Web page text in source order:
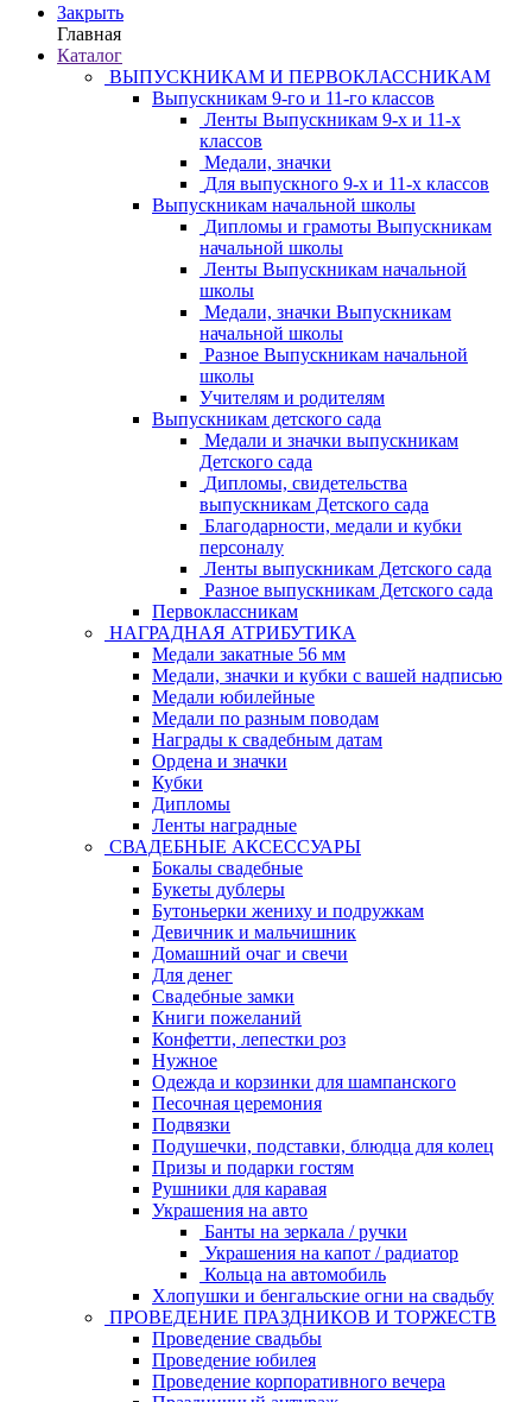
Закрыть
Главная
Каталог
ВЫПУСКНИКАМ И ПЕРВОКЛАССНИКАМ
Выпускникам 9-го и 11-го классов
Ленты Выпускникам 9-х и 11-х
классов
Медали, значки
Для выпускного 9-х и 11-х классов
Выпускникам начальной школы
Дипломы и грамоты Выпускникам
начальной школы
Ленты Выпускникам начальной
школы
Медали, значки Выпускникам
начальной школы
Разное Выпускникам начальной
школы
Учителям и родителям
Выпускникам детского сада
Медали и значки выпускникам
Детского сада
Дипломы, свидетельства
выпускникам Детского сада
Благодарности, медали и кубки
персоналу
Ленты выпускникам Детского сада
Разное выпускникам Детского сада
Первоклассникам
НАГРАДНАЯ АТРИБУТИКА
Медали закатные 56 мм
Медали, значки и кубки с вашей надписью
Медали юбилейные
Медали по разным поводам
Награды к свадебным датам
Ордена и значки
Кубки
Дипломы
Ленты наградные
СВАДЕБНЫЕ АКСЕССУАРЫ
Бокалы свадебные
Букеты дублеры
Бутоньерки жениху и подружкам
Девичник и мальчишник
Домашний очаг и свечи
Для денег
Свадебные замки
Книги пожеланий
Конфетти, лепестки роз
Нужное
Одежда и корзинки для шампанского
Песочная церемония
Подвязки
Подушечки, подставки, блюдца для колец
Призы и подарки гостям
Рушники для каравая
Украшения на авто
Банты на зеркала / ручки
Украшения на капот / радиатор
Кольца на автомобиль
Хлопушки и бенгальские огни на свадьбу
ПРОВЕДЕНИЕ ПРАЗДНИКОВ И ТОРЖЕСТВ
Проведение свадьбы
Проведение юбилея
Проведение корпоративного вечера